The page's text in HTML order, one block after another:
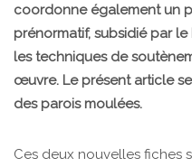
coordonne également un
prénormatif, subsidié par le
les techniques de
œuvre. Le présent article
des parois moulées.
Ces deux nouvelles fiches